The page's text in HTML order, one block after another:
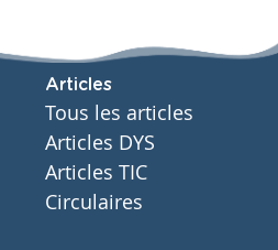
Articles
Tous les articles
Articles DYS
Articles TIC
Circulaires